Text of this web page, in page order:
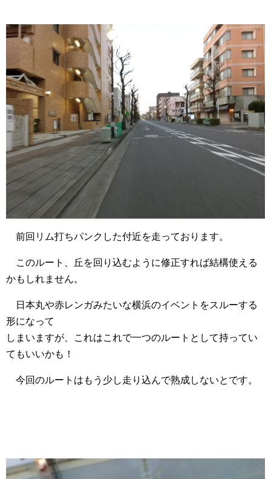
前回リム打ちパンクした付近を走っております。
このルート、丘を回り込むように修正すれば結構使える
かもしれません。
日本丸や赤レンガみたいな横浜のイベントをスルーする
形になって
しまいますが、これはこれで一つのルートとして持ってい
てもいいかも！
今回のルートはもう少し走り込んで熟成しないとです。